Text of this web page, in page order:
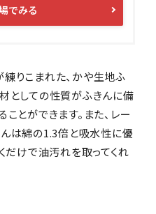
でみる
りこまれた、かや生地ふ
としての性質がふきんに備
とができます。また、レー
は綿の1.3倍と吸水性に優
だけで油汚れを取ってくれ